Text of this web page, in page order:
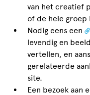
van het creatief
of de hele
Nodig eens een
levendig en
vertellen, en
gerelateerde
site.
Een bezoek aan